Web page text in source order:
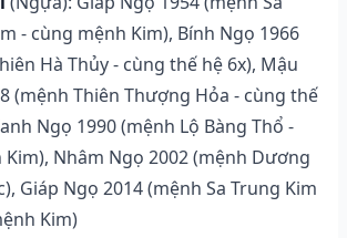
- cùng mệnh Kim), Bính Ngọ 1966
Hà Thủy - cùng thế hệ 6x), Mậu
(mệnh Thiên Thượng Hỏa - cùng thế
Ngọ 1990 (mệnh Lộ Bàng Thổ -
Kim), Nhâm Ngọ 2002 (mệnh Dương
Giáp Ngọ 2014 (mệnh Sa Trung Kim
Kim)